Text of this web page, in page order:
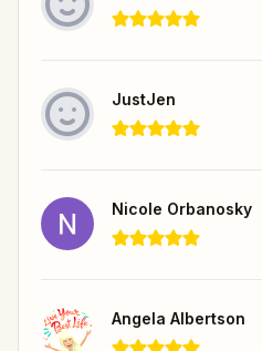
JustJen
Nicole Orbanosky
Angela Albertson